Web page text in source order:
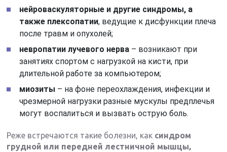
нейроваскуляторные и другие синдромы, а
также плексопатии, ведущие к дисфункции плеча
после травм и опухолей;
невропатии лучевого нерва – возникают при
занятиях спортом с нагрузкой на кисти, при
длительной работе за компьютером;
миозиты – на фоне переохлаждения, инфекции и
чрезмерной нагрузки разные мускулы предплечья
могут воспалиться и вызвать острую боль.
Реже встречаются такие болезни, как синдром
грудной или передней лестничной мышцы,